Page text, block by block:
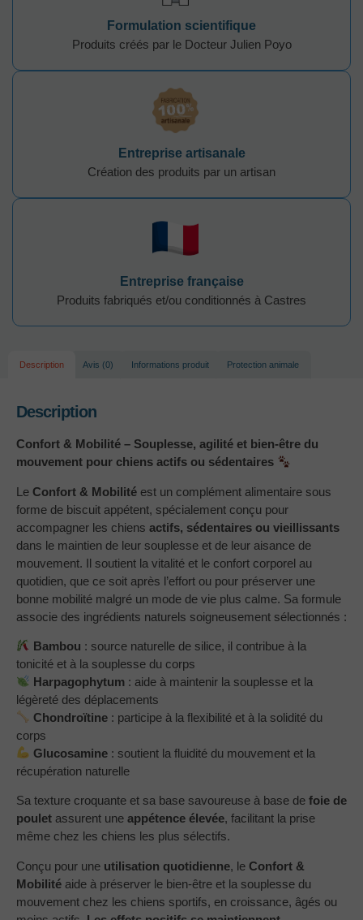
Formulation scientifique
Produits créés par le Docteur Julien Poyo
Entreprise artisanale
Création des produits par un artisan
Entreprise française
Produits fabriqués et/ou conditionnés à Castres
Description Avis (0) Informations produit Protection animale
Description
Confort & Mobilité – Souplesse, agilité et bien-être du
mouvement pour chiens actifs ou sédentaires
Le Confort & Mobilité est un complément alimentaire sous
forme de biscuit appétent, spécialement conçu pour
accompagner les chiens actifs, sédentaires ou vieillissants
dans le maintien de leur souplesse et de leur aisance de
mouvement. Il soutient la vitalité et le confort corporel au
quotidien, que ce soit après l’effort ou pour préserver une
bonne mobilité malgré un mode de vie plus calme. Sa formule
associe des ingrédients naturels soigneusement sélectionnés :
Bambou : source naturelle de silice, il contribue à la
tonicité et à la souplesse du corps
Harpagophytum : aide à maintenir la souplesse et la
légèreté des déplacements
Chondroïtine : participe à la flexibilité et à la solidité du
corps
Glucosamine : soutient la fluidité du mouvement et la
récupération naturelle
Sa texture croquante et sa base savoureuse à base de foie de
poulet assurent une appétence élevée, facilitant la prise
même chez les chiens les plus sélectifs.
Conçu pour une utilisation quotidienne, le Confort &
Mobilité aide à préserver le bien-être et la souplesse du
mouvement chez les chiens sportifs, en croissance, âgés ou